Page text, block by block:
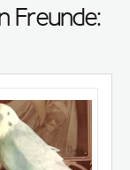
Freunde: